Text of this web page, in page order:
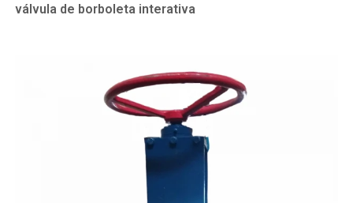
válvula de borboleta interativa